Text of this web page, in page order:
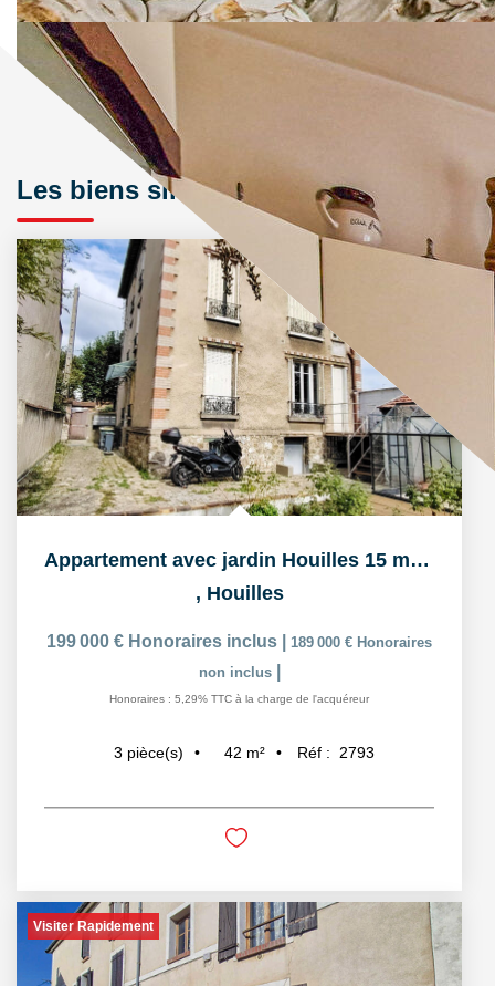
Les biens similaires
Appartement avec jardin Houilles 15 min gare
, Houilles
199 000 € Honoraires inclus 189 000 € Honoraires
non inclus
Honoraires : 5,29% TTC à la charge de l'acquéreur
3 pièce(s) 42 m² Réf : 2793
Visiter Rapidement